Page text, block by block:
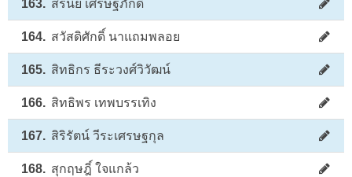
163. สรนีย์ เศรษฐภักดี
164. สวัสดิศักดิ์ นาแถมพลอย
165. สิทธิกร ธีระวงศ์วิวัฒน์
166. สิทธิพร เทพบรรเทิง
167. สิริรัตน์ วีระเศรษฐกุล
168. สุกฤษฎิ์ ใจแกล้ว